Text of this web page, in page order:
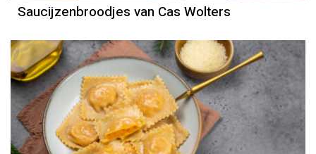
Saucijzenbroodjes van Cas Wolters
Column
Emina Zorlak